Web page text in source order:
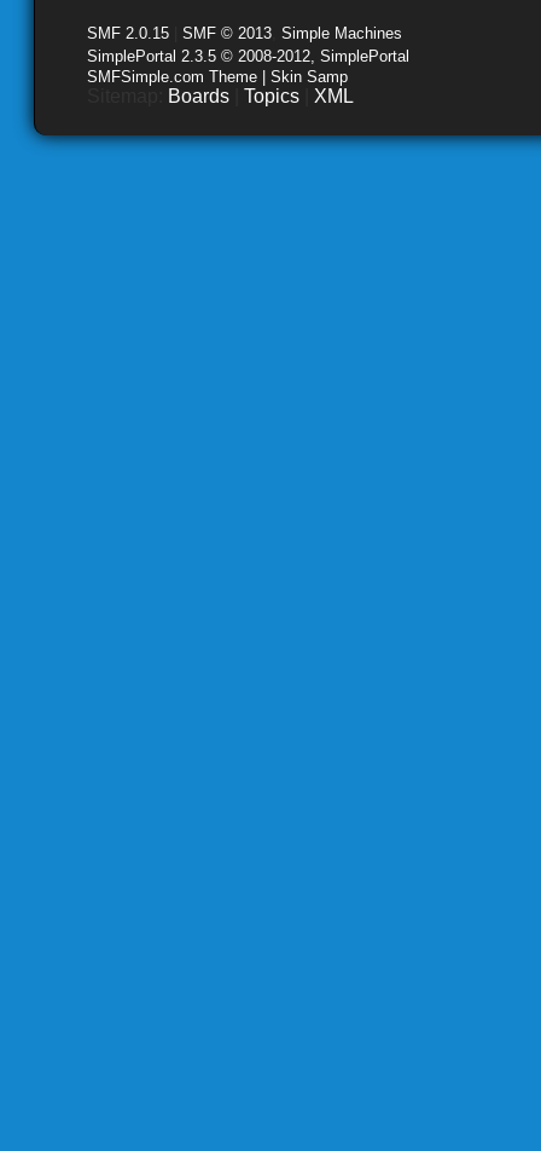
SMF 2.0.15 SMF © 2013 Simple Machines
SimplePortal 2.3.5 © 2008-2012, SimplePortal
SMFSimple.com Theme | Skin Samp
Boards Topics XML